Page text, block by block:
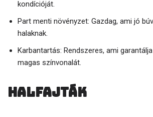
kondícióját.
Part menti növényzet: Gazdag, ami jó
halaknak.
Karbantartás: Rendszeres, ami
magas színvonalát.
Halfajták